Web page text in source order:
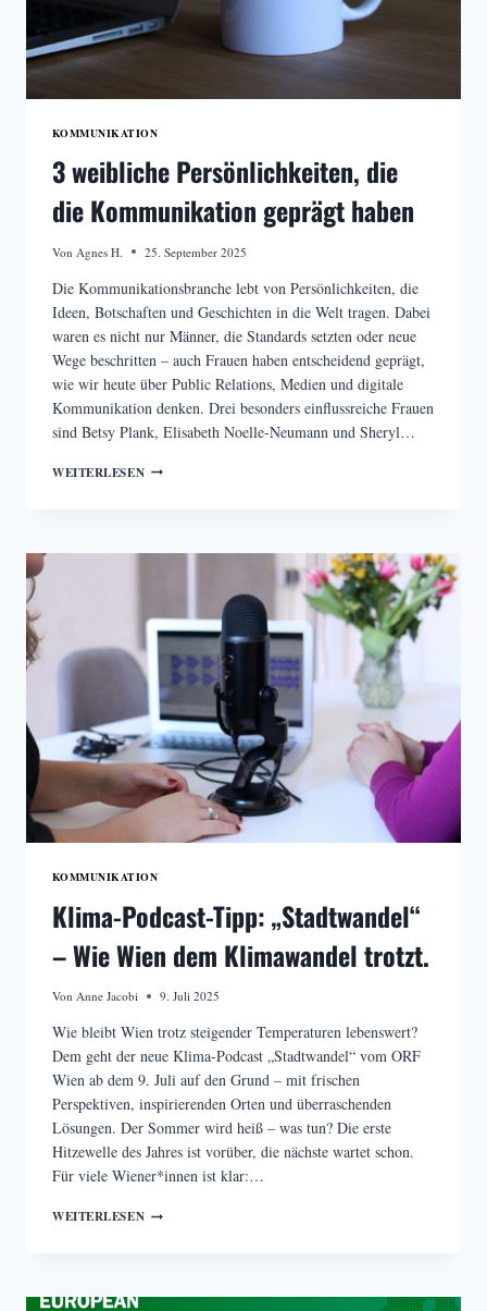
KOMMUNIKATION
3 weibliche Persönlichkeiten, die
die Kommunikation geprägt haben
Von Agnes H. 25. September 2025
Die Kommunikationsbranche lebt von Persönlichkeiten, die
Ideen, Botschaften und Geschichten in die Welt tragen. Dabei
waren es nicht nur Männer, die Standards setzten oder neue
Wege beschritten – auch Frauen haben entscheidend geprägt,
wie wir heute über Public Relations, Medien und digitale
Kommunikation denken. Drei besonders einflussreiche Frauen
sind Betsy Plank, Elisabeth Noelle-Neumann und Sheryl…
WEITERLESEN3
KOMMUNIKATION
Klima-Podcast-Tipp: „Stadtwandel“
– Wie Wien dem Klimawandel trotzt.
Von Anne Jacobi 9. Juli 2025
Wie bleibt Wien trotz steigender Temperaturen lebenswert?
Dem geht der neue Klima-Podcast „Stadtwandel“ vom ORF
Wien ab dem 9. Juli auf den Grund – mit frischen
Perspektiven, inspirierenden Orten und überraschenden
Lösungen. Der Sommer wird heiß – was tun? Die erste
Hitzewelle des Jahres ist vorüber, die nächste wartet schon.
Für viele Wiener*innen ist klar:…
WEITERLESENKLIMA-